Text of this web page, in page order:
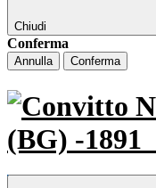
Chiudi
Conferma
Annulla Conferma
(BG) -1891